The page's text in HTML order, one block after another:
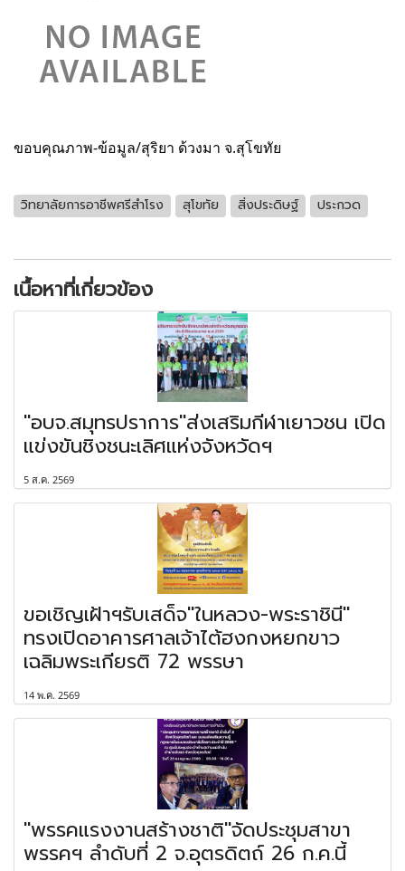
ขอบคุณภาพ-ข้อมูล/สุริยา ด้วงมา จ.สุโขทัย
วิทยาลัยการอาชีพศรีสำโรง สุโขทัย สิ่งประดิษฐ์ ประกวด
เนื้อหาที่เกี่ยวข้อง
"อบจ.สมุทรปราการ"ส่งเสริมกีฬาเยาวชน เปิด
แข่งขันชิงชนะเลิศแห่งจังหวัดฯ
5 ส.ค. 2569
ขอเชิญเฝ้าฯรับเสด็จ"ในหลวง-พระราชินี"
ทรงเปิดอาคารศาลเจ้าไต้ฮงกงหยกขาว
เฉลิมพระเกียรติ 72 พรรษา
14 พ.ค. 2569
"พรรคแรงงานสร้างชาติ"จัดประชุมสาขา
พรรคฯ ลำดับที่ 2 จ.อุตรดิตถ์ 26 ก.ค.นี้